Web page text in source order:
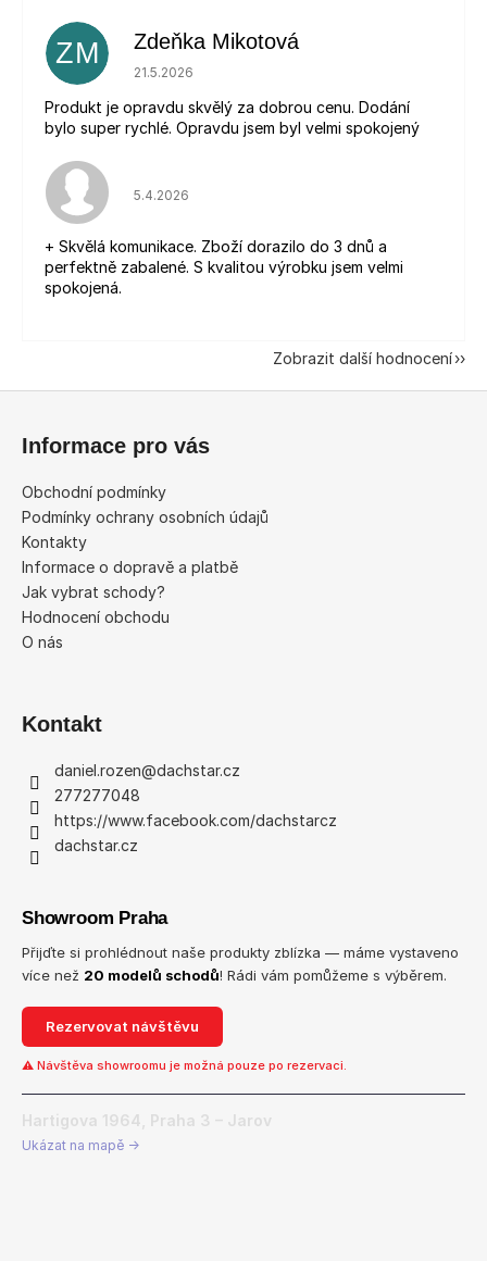
ZM Zdeňka Mikotová
Hodnocení obchodu je 5 z 5 hvězdiček.
21.5.2026
Produkt je opravdu skvělý za dobrou cenu. Dodání
bylo super rychlé. Opravdu jsem byl velmi spokojený
Hodnocení obchodu je 5 z 5 hvězdiček.
5.4.2026
+ Skvělá komunikace. Zboží dorazilo do 3 dnů a
perfektně zabalené. S kvalitou výrobku jsem velmi
spokojená.
Zobrazit další hodnocení
Informace pro vás
Obchodní podmínky
Podmínky ochrany osobních údajů
Kontakty
Informace o dopravě a platbě
Jak vybrat schody?
Hodnocení obchodu
O nás
Kontakt
daniel.rozen@dachstar.cz
277277048
https://www.facebook.com/dachstarcz
dachstar.cz
Showroom Praha
Přijďte si prohlédnout naše produkty zblízka — máme vystaveno
více než 20 modelů schodů! Rádi vám pomůžeme s výběrem.
Rezervovat návštěvu
⚠ Návštěva showroomu je možná pouze po rezervaci.
Hartigova 1964, Praha 3 – Jarov
Ukázat na mapě →